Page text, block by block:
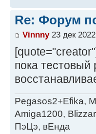
Re: Форум
Vinnny23 дек
пока
Pegasos2+Efika,
Amiga1200,
ПэЦэ, вЕнда